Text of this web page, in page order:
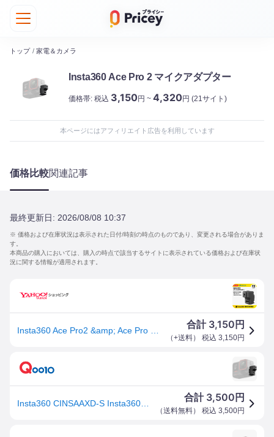
トップ / 家電＆カメラ
Insta360 Ace Pro 2 マイクアダプター
価格帯: 税込 3,150円 ~ 4,320円 (21サイト)
本ページにはアフィリエイト広告を利用しています
価格比較関連記事
最終更新日: 2026/08/08 10:37
※ 価格および在庫状況は表示された日付/時刻の時点のものであり、変更される場合がありま
す。
本商品の購入においては、購入の時点で該当するサイトに表示されている価格および在庫状
況に関する情報が適用されます。
合計 3,150 円
（+送料） 税込 3,150円
合計 3,500 円
（送料無料） 税込 3,500円